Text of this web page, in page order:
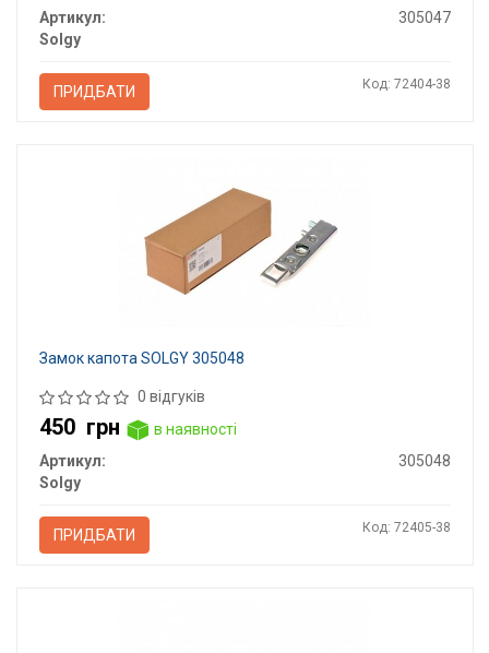
Артикул:
305047
Solgy
ПРИДБАТИ Код: 72404-38
Замок капота SOLGY 305048
0 відгуків
450 грн
в наявності
Артикул:
305048
Solgy
ПРИДБАТИ Код: 72405-38